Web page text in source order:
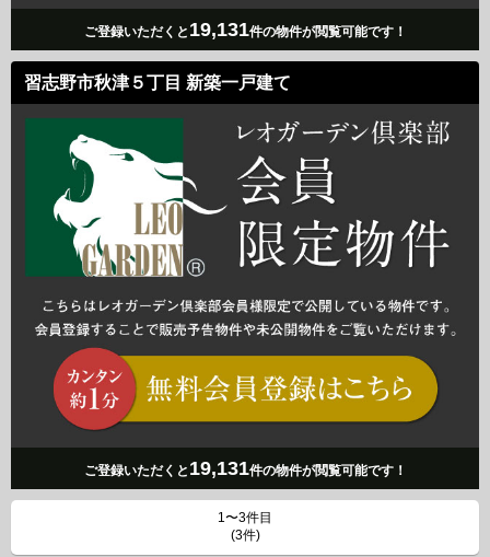
ご登録いただくと 19,131件の物件が閲覧可能です！
習志野市秋津５丁目 新築一戸建て
ご登録いただくと 19,131件の物件が閲覧可能です！
1〜3件目
(3件)